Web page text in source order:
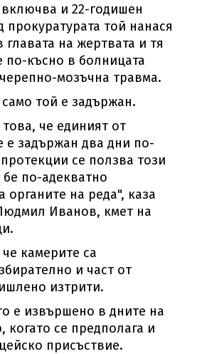
и 22-годишен
той нанася
главата на жертвата и тя
по-късно в болницата
мозъчна травма.
той е задържан.
че единият от
е задържан два дни по-
се ползва този
по-адекватно
органите на реда", каза
Иванов, кмет на
камерите са
и част от
изтрити.
е извършено в дните на
когато се предполага и
присъствие.